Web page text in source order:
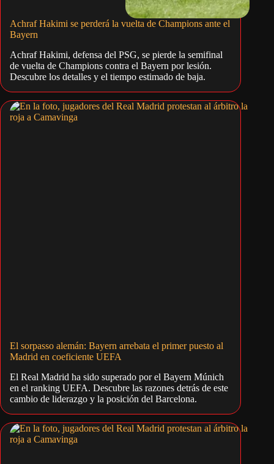
Achraf Hakimi se perderá la vuelta de Champions ante el
Bayern
Achraf Hakimi, defensa del PSG, se pierde la semifinal
de vuelta de Champions contra el Bayern por lesión.
Descubre los detalles y el tiempo estimado de baja.
El sorpasso alemán: Bayern arrebata el primer puesto al
Madrid en coeficiente UEFA
El Real Madrid ha sido superado por el Bayern Múnich
en el ranking UEFA. Descubre las razones detrás de este
cambio de liderazgo y la posición del Barcelona.